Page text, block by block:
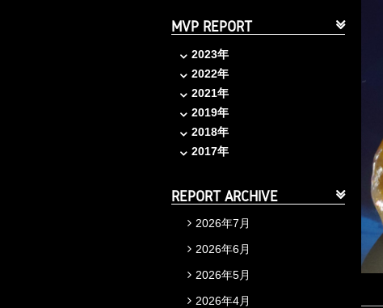
MVP REPORT
2023年
2022年
2021年
2019年
2018年
2017年
REPORT ARCHIVE
2026年7月
2026年6月
2026年5月
2026年4月